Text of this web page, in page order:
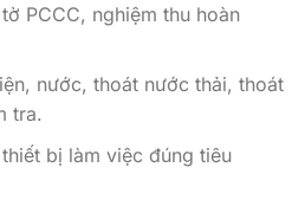
PCCC, nghiệm thu hoàn
nước, thoát nước thải, thoát
tra.
bị làm việc đúng tiêu